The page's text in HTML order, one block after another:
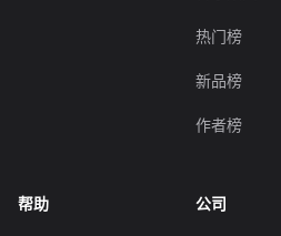
热门榜
新品榜
作者榜
帮助 公司